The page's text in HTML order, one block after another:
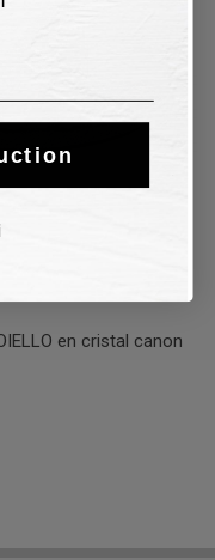
en cristal canon